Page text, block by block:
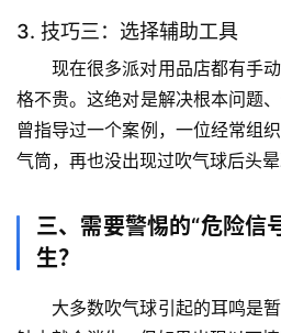
物
人
体
奥
历
史
3. 技巧三：选择辅助工具
现在很多派对用品店都有手
格不贵。这绝对是解决根本问题
曾指导过一个案例，一位经常组
气筒，再也没出现过吹气球后头晕
三、需要警惕的“危险信
生？
大多数吹气球引起的耳鸣是